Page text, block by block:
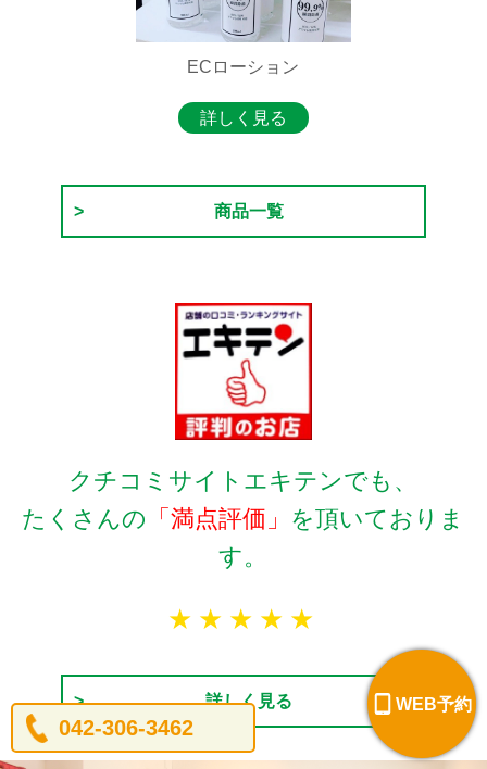
ECローション
詳しく見る
商品一覧
クチコミサイトエキテンでも、
たくさんの 「満点評価」 を頂いておりま
す。
★★★★★
詳しく見る
042-306-3462
WEB予約